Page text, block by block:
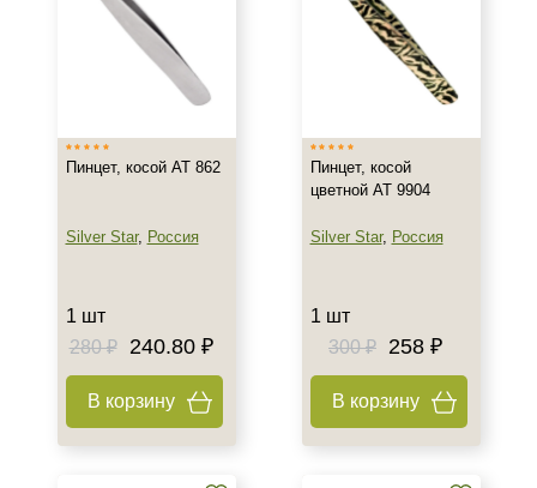
Россия
Объём
1 шт
Пинцет, косой AT 862
Silver Star, Россия
1 шт
280 ₽
240.80 ₽
В корзину
Пинцет, косой
цветной AT 9904
Silver Star, Россия
1 шт
300 ₽
258 ₽
В корзину